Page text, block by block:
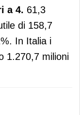
a 4. 61,3
di 158,7
In Italia i
1.270,7 milioni